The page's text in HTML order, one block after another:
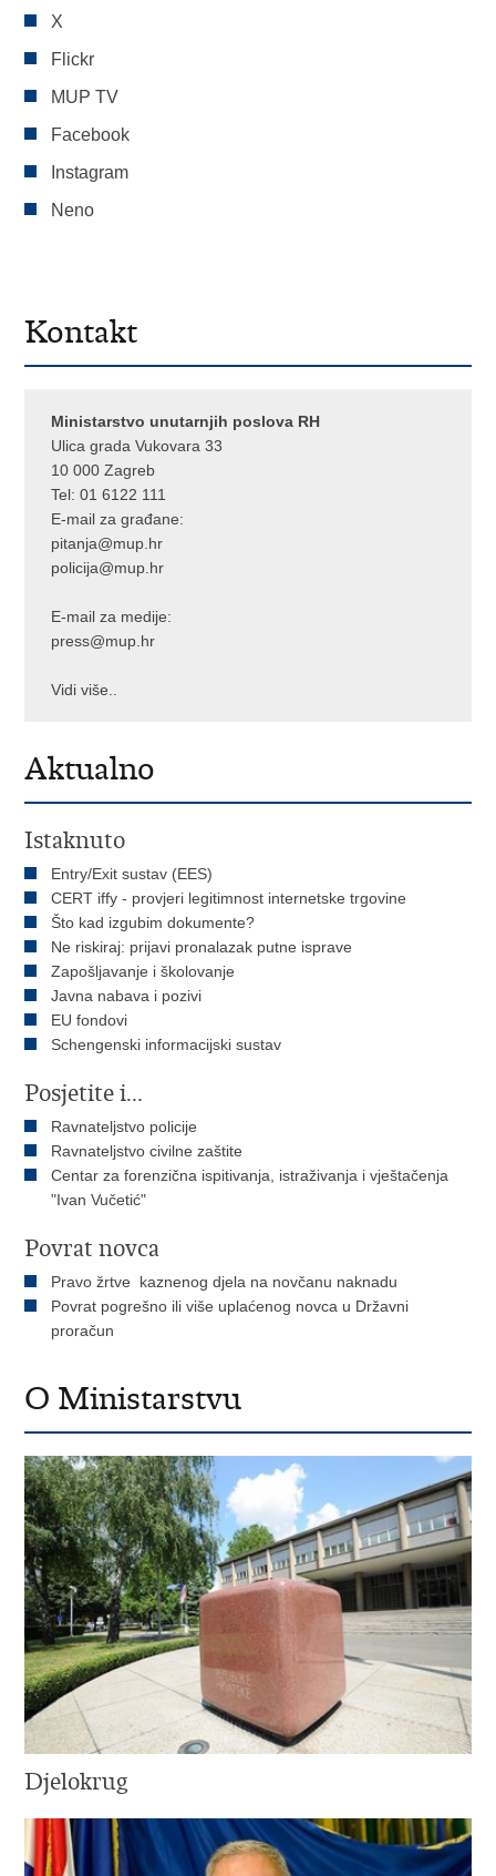
X
Flickr
MUP TV
Facebook
Instagram
Neno
Kontakt
Ministarstvo unutarnjih poslova RH
Ulica grada Vukovara 33
10 000 Zagreb
Tel:01 6122 111
E-mail za građane:
pitanja@mup.hr
policija@mup.hr
E-mail za medije:
press@mup.hr
Vidi više..
Aktualno
Istaknuto
Entry/Exit sustav (EES)
CERT iffy - provjeri legitimnost internetske trgovine
Što kad izgubim dokumente?
Ne riskiraj: prijavi pronalazak putne isprave
Zapošljavanje i školovanje
Javna nabava i pozivi
EU fondovi
Schengenski informacijski sustav
Posjetite i...
Ravnateljstvo policije
Ravnateljstvo civilne zaštite
Centar za forenzična ispitivanja, istraživanja i vještačenja
"Ivan Vučetić"
Povrat novca
Pravo žrtve kaznenog djela na novčanu naknadu
Povrat pogrešno ili više uplaćenog novca u Državni
proračun
O Ministarstvu
Djelokrug